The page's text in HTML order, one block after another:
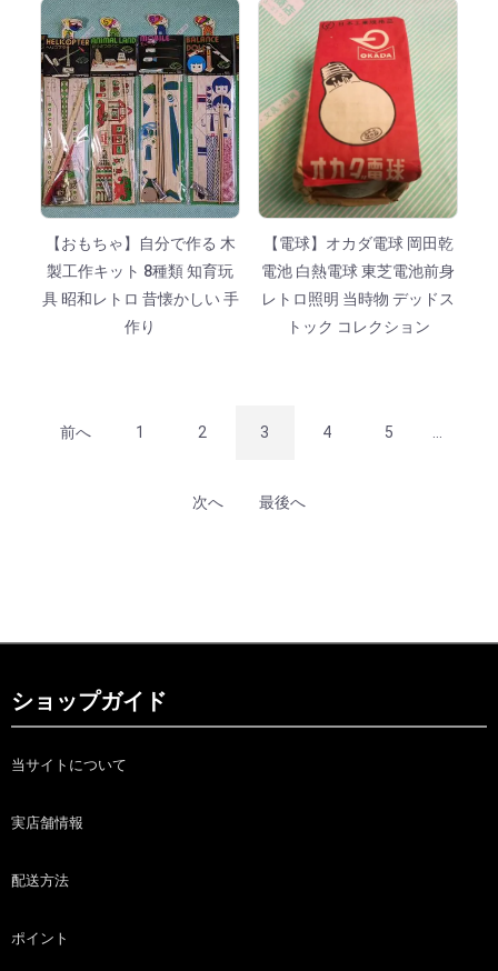
【おもちゃ】自分で作る 木
製工作キット 8種類 知育玩
具 昭和レトロ 昔懐かしい 手
作り
【電球】オカダ電球 岡田乾
電池 白熱電球 東芝電池前身
レトロ照明 当時物 デッドス
トック コレクション
前へ 1 2 3 4 5 ...
次へ 最後へ
ショップガイド
当サイトについて
実店舗情報
配送方法
ポイント